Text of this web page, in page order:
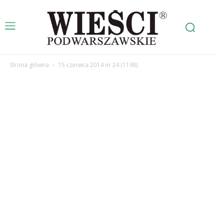
Strona główna 15 czerwca 2014 nr 24 (1198)